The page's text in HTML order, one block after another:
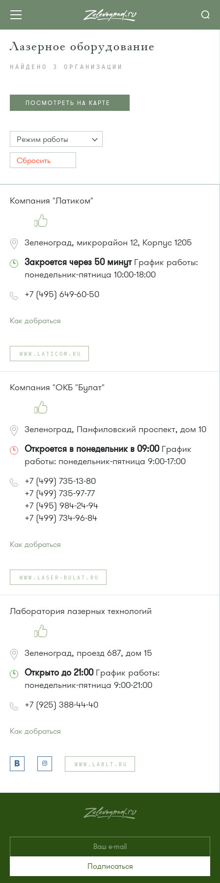
Лазерное оборудование
НАЙДЕНО 3 ОРГАНИЗАЦИИ
ПОСМОТРЕТЬ НА КАРТЕ
Режим работы
Сбросить
Компания "Латиком"
Зеленоград, микрорайон 12, Корпус 1205
Закроется через 50 минутГрафик работы:
понедельник-пятница 10:00-18:00
+7 (495) 649-60-50
Как добраться
Автобусы № 1, 4, 8, 10, 12, 13, 15, 23, 29, 312, 377, 390, 476,
493.
Маршрутка № 127, 128, 312, 377, 390, 408м, 431м, 476, 476м,
или до остановки"Березовая аллея"
Автобусы № 1, 9, 10, 12, 13, 15, 23, 31.
Маршрутка № 128, 409м, 431м, 476м, 720м, 721м, 900, 903
WWW.LATICOM.RU
Компания "ОКБ "Булат"
Зеленоград, Панфиловский проспект, дом 10
Откроется в понедельник в 09:00График
работы: понедельник-пятница 9:00-17:00
+7 (499) 735-13-80
+7 (499) 735-97-77
+7 (495) 984-24-94
+7 (499) 734-96-84
Как добраться
Автобусы № 45, 312, 377, 390, 476, 493 .
Маршрутка № 127, 128, 312, 377, 390, 431м, 476
или до остановки"Березка":
WWW.LASER-BULAT.RU
Лаборатория лазерных технологий
Зеленоград, проезд 687, дом 15
Открыто до 21:00График работы:
понедельник-пятница 9:00-21:00
+7 (925) 388-44-40
Как добраться
Автобусы № 28, 32, 400.
или до остановки"Корпус 1649":
WWW.LABLT.RU
Подписаться